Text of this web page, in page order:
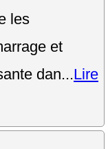
les
et
dan...Lire